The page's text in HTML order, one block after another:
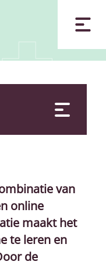
van
online
maakt het
te leren en
de